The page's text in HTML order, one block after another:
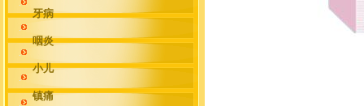
牙病
咽炎
小儿
镇痛